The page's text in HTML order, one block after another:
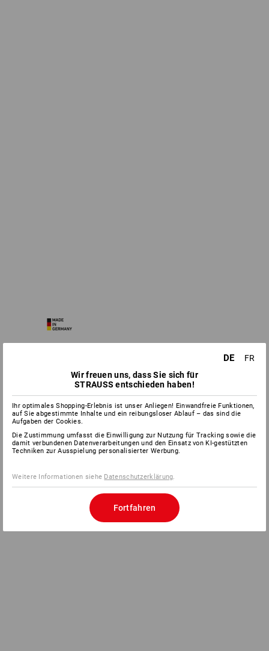
DE
FR
Wir freuen uns, dass Sie sich für
STRAUSS entschieden haben!
Ihr optimales Shopping-Erlebnis ist unser Anliegen! Einwandfreie Funktionen,
auf Sie abgestimmte Inhalte und ein reibungsloser Ablauf – das sind die
Aufgaben der Cookies.
Die Zustimmung umfasst die Einwilligung zur Nutzung für Tracking sowie die
damit verbundenen Datenverarbeitungen und den Einsatz von KI-gestützten
Techniken zur Ausspielung personalisierter Werbung.
Weitere Informationen siehe Datenschutzerklärung.
Fortfahren